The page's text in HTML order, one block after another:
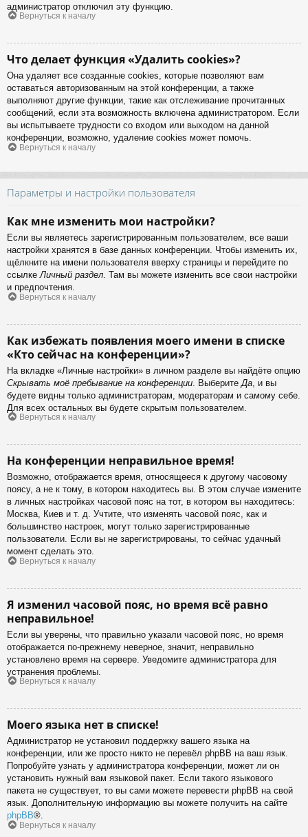
администратор отключил эту функцию.
Вернуться к началу
Что делает функция «Удалить cookies»?
Она удаляет все созданные cookies, которые позволяют вам
оставаться авторизованным на этой конференции, а также
выполняют другие функции, такие как отслеживание прочитанных
сообщений, если эта возможность включена администратором. Если
вы испытываете трудности со входом или выходом на данной
конференции, возможно, удаление cookies может помочь.
Вернуться к началу
Параметры и настройки пользователя
Как мне изменить мои настройки?
Если вы являетесь зарегистрированным пользователем, все ваши
настройки хранятся в базе данных конференции. Чтобы изменить их,
щёлкните на имени пользователя вверху страницы и перейдите по
ссылкеЛичный раздел. Там вы можете изменить все свои настройки
и предпочтения.
Вернуться к началу
Как избежать появления моего имени в списке
«Кто сейчас на конференции»?
На вкладке «Личные настройки» в личном разделе вы найдёте опцию
Скрывать моё пребывание на конференции . Выберите Да , и вы
будете видны только администраторам, модераторам и самому себе.
Для всех остальных вы будете скрытым пользователем.
Вернуться к началу
На конференции неправильное время!
Возможно, отображается время, относящееся к другому часовому
поясу, а не к тому, в котором находитесь вы. В этом случае измените
в личных настройках часовой пояс на тот, в котором вы находитесь:
Москва, Киев и т. д. Учтите, что изменять часовой пояс, как и
большинство настроек, могут только зарегистрированные
пользователи. Если вы не зарегистрированы, то сейчас удачный
момент сделать это.
Вернуться к началу
Я изменил часовой пояс, но время всё равно
неправильное!
Если вы уверены, что правильно указали часовой пояс, но время
отображается по-прежнему неверное, значит, неправильно
установлено время на сервере. Уведомите администратора для
устранения проблемы.
Вернуться к началу
Моего языка нет в списке!
Администратор не установил поддержку вашего языка на
конференции, или же просто никто не перевёл phpBB на ваш язык.
Попробуйте узнать у администратора конференции, может ли он
установить нужный вам языковой пакет. Если такого языкового
пакета не существует, то вы сами можете перевести phpBB на свой
язык. Дополнительную информацию вы можете получить на сайте
phpBB®.
Вернуться к началу